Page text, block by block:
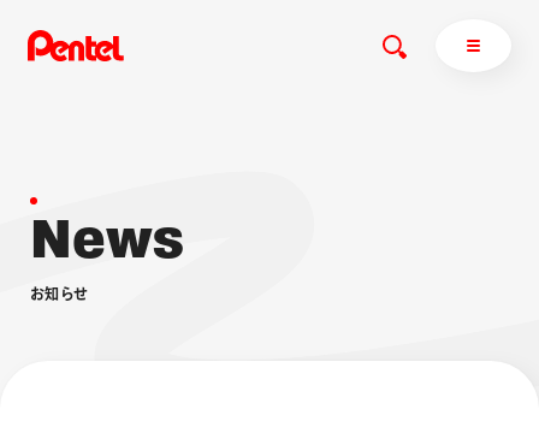
商品を探す
News
お知 らせ